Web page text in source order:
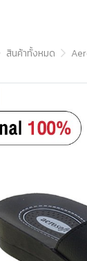
สินค้าทั้งหมด